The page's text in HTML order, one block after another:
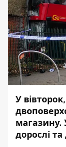
У
магазину.
дорослі